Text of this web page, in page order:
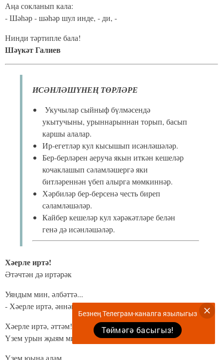
Аңа сокланып кала:
- Шәһәр - шәһәр шул инде, - ди, -
Нинди тәртипле бала!
Шәүкәт Галиев
ИСӘНЛӘШҮНЕҢ ТӨРЛӘРЕ
Укучылар сыйныф бүлмәсендә
укытучыны, урыннарыннан торып, басып
каршы алалар.
Ир-егетләр кул кысышып исәнләшәләр.
Бер-берләрен аеруча якын иткән кешеләр
кочаклашып сәламләшергә яки
битләреннән үбеп алырга мөмкиннәр.
Хәрбиләр бер-берсенә честь биреп
сәламләшәләр.
Кайбер кешеләр кул хәрәкәтләре белән
генә дә исәнләшәләр.
Хәерле иртә!
Әтәчтән дә иртәрәк
Уяндым мин, әлбәттә...
- Хәерле иртә, әннәм!
Хәерле иртә, әттәм!
Үзем урын җыям мин,
Үзем юына алам...
Безнең Телеграм-каналга язылыгыз
Төймәгә басыгыз!